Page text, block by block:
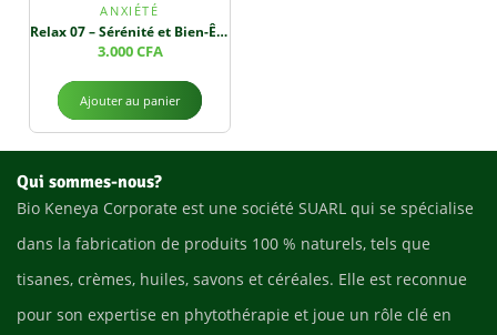
ANXIÉTÉ
Relax 07 – Sérénité et Bien-Être Respiratoire
3.000CFA
Ajouter au panier
Qui sommes-nous?
Bio Keneya Corporate est une société SUARL qui se spécialise
dans la fabrication de produits 100 % naturels, tels que
tisanes, crèmes, huiles, savons et céréales. Elle est reconnue
pour son expertise en phytothérapie et joue un rôle clé en